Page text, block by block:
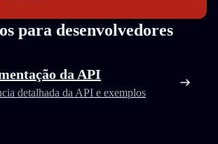
para desenvolvedores
da API
detalhada da API e exemplos